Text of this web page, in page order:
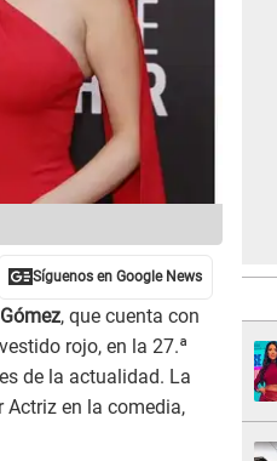
, que cuenta con
rojo, en la 27.ª
de la actualidad. La
en la comedia,